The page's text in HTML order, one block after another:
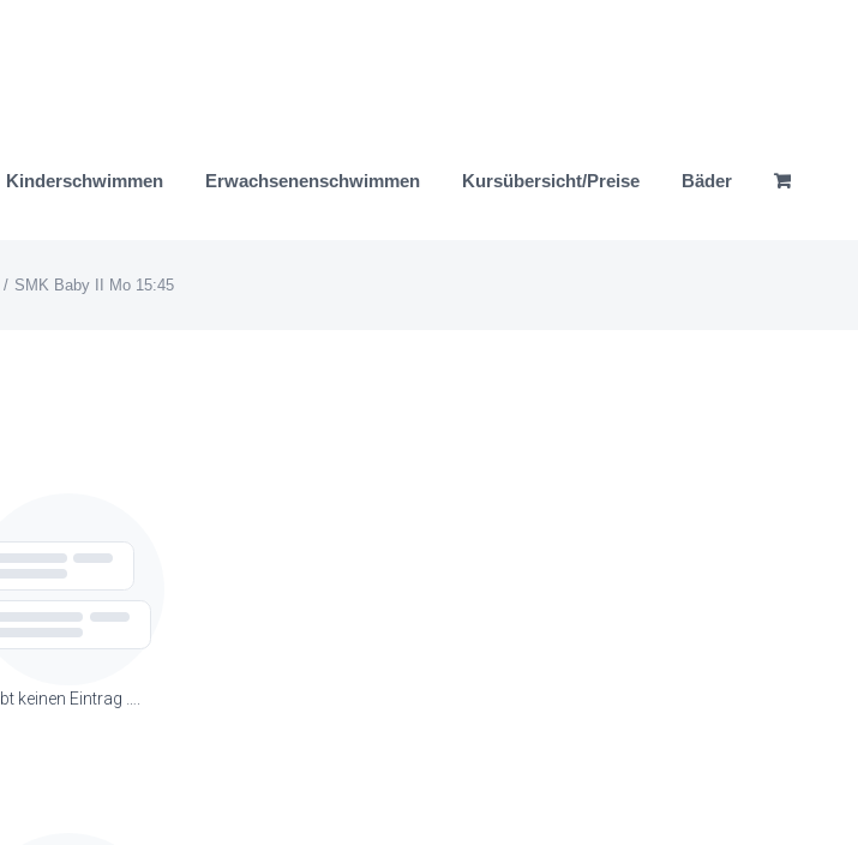
Kinderschwimmen Erwachsenenschwimmen Kursübersicht/Preise Bäder
SMK Baby II Mo 15:45
keinen Eintrag ….